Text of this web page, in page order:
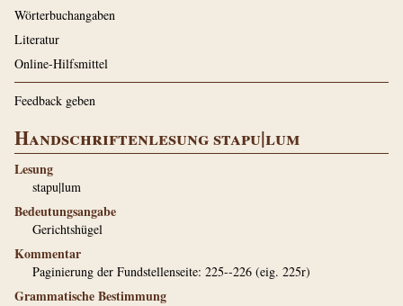
Wörterbuchangaben
Literatur
Online-Hilfsmittel
Feedback geben
Handschriftenlesung stapu|lum
Lesung
stapu|lum
Bedeutungsangabe
Gerichtshügel
Kommentar
Paginierung der Fundstellenseite: 225--226 (eig. 225r)
Grammatische Bestimmung